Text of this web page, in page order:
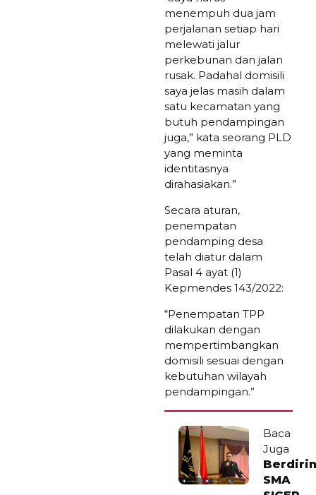
menempuh dua jam
perjalanan setiap hari
melewati jalur
perkebunan dan jalan
rusak. Padahal domisili
saya jelas masih dalam
satu kecamatan yang
butuh pendampingan
juga,” kata seorang PLD
yang meminta
identitasnya
dirahasiakan.”
Secara aturan,
penempatan
pendamping desa
telah diatur dalam
Pasal 4 ayat (1)
Kepmendes 143/2022:
“Penempatan TPP
dilakukan dengan
mempertimbangkan
domisili sesuai dengan
kebutuhan wilayah
pendampingan.”
Baca
Juga
SMA